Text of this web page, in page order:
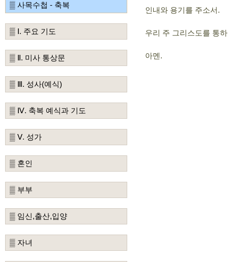
▒ 사목수첩 - 축복
▒ Ⅰ. 주요 기도
▒ Ⅱ. 미사 통상문
▒ Ⅲ. 성사(예식)
▒ Ⅳ. 축복 예식과 기도
▒ Ⅴ. 성가
▒ 혼인
▒ 부부
▒ 임신,출산,입양
▒ 자녀
인내와 용기를 주소서.
우리 주 그리스도를 통
아멘.